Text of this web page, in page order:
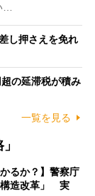
し押さえを免れ
の延滞税が積み
一覧を見る
るか？】警察庁
構造改革」 実